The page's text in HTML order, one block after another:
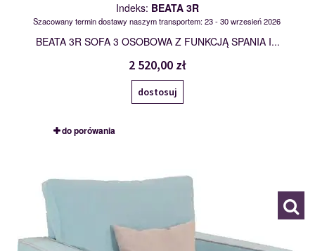
Indeks: BEATA 3R
Szacowany termin dostawy naszym transportem: 23 - 30 wrzesień 2026
BEATA 3R SOFA 3 OSOBOWA Z FUNKCJĄ SPANIA I...
2 520,00 zł
dostosuj
do porówania